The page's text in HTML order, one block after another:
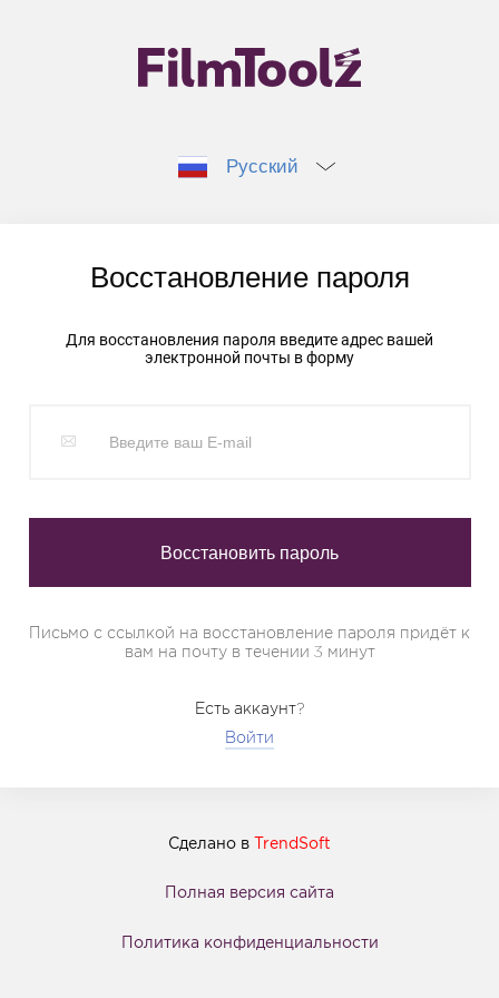
Русский
Восстановление пароля
Для восстановления пароля введите адрес вашей
электронной почты в форму
Письмо с ссылкой на восстановление пароля придёт к
вам на почту в течении 3 минут
Есть аккаунт?
Войти
Сделано в TrendSoft
Полная версия сайта
Политика конфиденциальности